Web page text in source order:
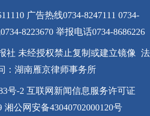
广告热线0734-8247111 0734-
8223670 举报电话0734-8686226
社 未经授权禁止复制或建立镜像 法
：湖南雁京律师事务所
号-2 互联网新闻信息服务许可证
湘公网安备43040702000120号